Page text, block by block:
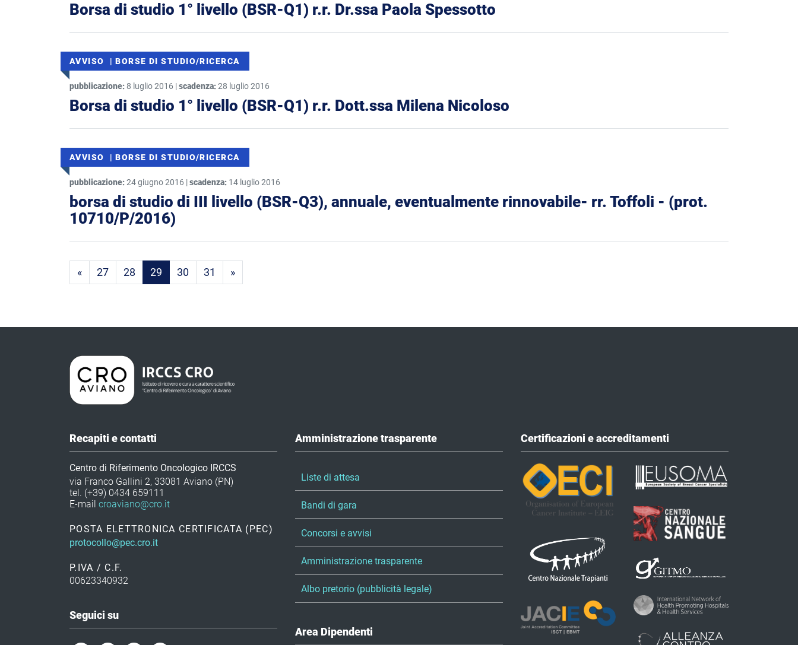
Borsa di studio 1° livello (BSR-Q1) r.r. Dr.ssa Paola Spessotto
AVVISO | BORSE DI STUDIO/RICERCA
pubblicazione: 8 luglio 2016 |scadenza:28 luglio 2016
Borsa di studio 1° livello (BSR-Q1) r.r. Dott.ssa Milena Nicoloso
AVVISO | BORSE DI STUDIO/RICERCA
pubblicazione:24 giugno 2016 |scadenza: 14 luglio 2016
borsa di studio di III livello (BSR-Q3), annuale, eventualmente rinnovabile- rr. Toffoli - (prot.
10710/P/2016)
«Prima pagina
27 28 29 30 31 »Ultima pagina
Recapiti e contatti
Centro di Riferimento Oncologico IRCCS
via Franco Gallini 2, 33081 Aviano (PN)
tel. (+39) 0434 659111
E-mail croaviano@cro.it
POSTA ELETTRONICA CERTIFICATA (PEC)
protocollo@pec.cro.it
P.IVA / C.F.
00623340932
Seguici su
Amministrazione trasparente
Liste di attesa
Bandi di gara
Concorsi e avvisi
Amministrazione trasparente
Albo pretorio (pubblicità legale)
Area Dipendenti
Certificazioni e accreditamenti